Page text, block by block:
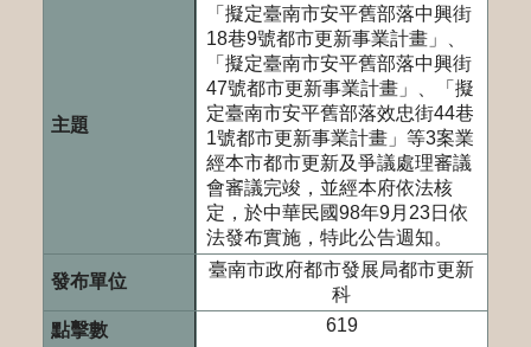
「擬定臺南市安平舊部落中興街
18巷9號都市更新事業計畫」、
「擬定臺南市安平舊部落中興街
47號都市更新事業計畫」、「擬
定臺南市安平舊部落效忠街44巷
1號都市更新事業計畫」等3案業
經本市都市更新及爭議處理審議
會審議完竣，並經本府依法核
定，於中華民國98年9月23日依
法發布實施，特此公告週知。
臺南市政府都市發展局都市更新
科
619